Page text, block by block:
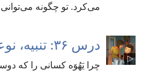
می‌کرد.‏ تو چگونه می‌توانی
درس ۳۶:‏ تنبیه،‏ نوعی محبت است
چرا یَهُوَه کسانی را که